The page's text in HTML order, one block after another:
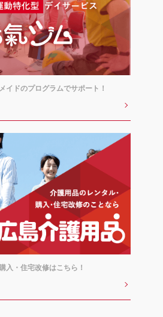
イドのプログラムでサポート！
入・住宅改修はこちら！